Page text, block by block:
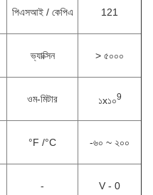
পিএসআই / কেপিএ 121
ভ্যাক্সিন > ৫০০০
ওম-মিটার ১x১০9
°F /°C -৬০ ~ ২০০
- V - 0